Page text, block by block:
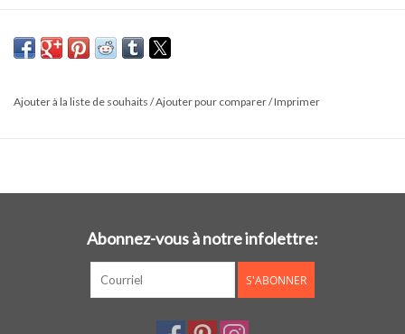
Ajouter à la liste de souhaits /Ajouter pour comparer/Imprimer
Abonnez-vous à notre infolettre:
S'ABONNER